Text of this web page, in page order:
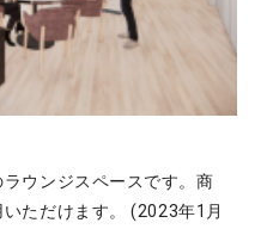
ウンジスペースです。商
ただけます。 (2023年1月